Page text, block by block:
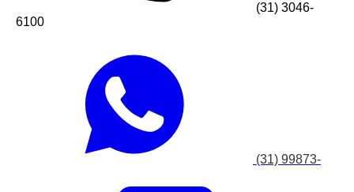
(31) 3046-
6100
(31) 99873-